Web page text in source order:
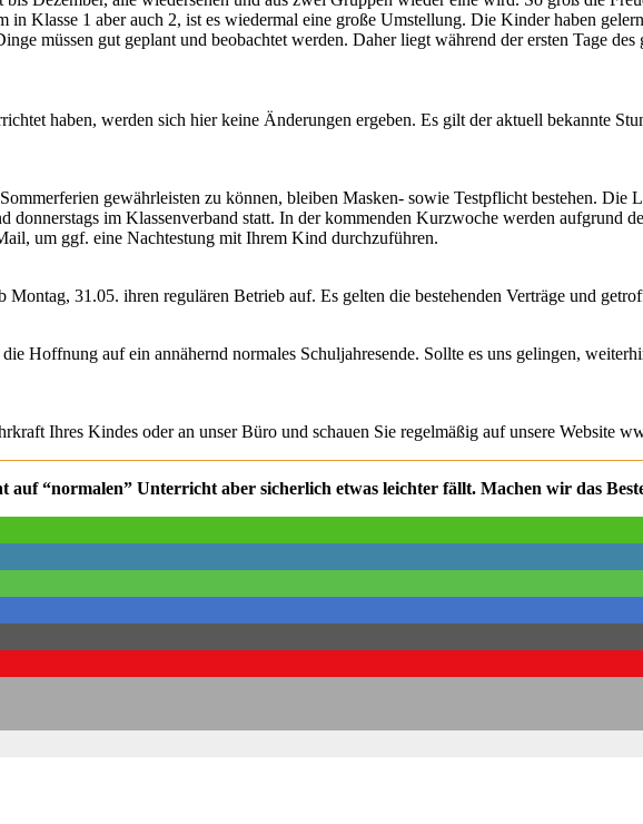
Klasse 1 aber auch 2, ist es wiedermal eine große Umstellung. Die Kinder haben
müssen gut geplant und beobachtet werden. Daher liegt während der ersten Tage
haben, werden sich hier keine Änderungen ergeben. Es gilt der aktuell bekannte
gewährleisten zu können, bleiben Masken- sowie Testpflicht bestehen. Die
donnerstags im Klassenverband statt. In der kommenden Kurzwoche werden aufgrund
um ggf. eine Nachtestung mit Ihrem Kind durchzuführen.
31.05. ihren regulären Betrieb auf. Es gelten die bestehenden Verträge und
Hoffnung auf ein annähernd normales Schuljahresende. Sollte es uns gelingen,
Ihres Kindes oder an unser Büro und schauen Sie regelmäßig auf unsere Website
auf “normalen” Unterricht aber sicherlich etwas leichter fällt. Machen wir das